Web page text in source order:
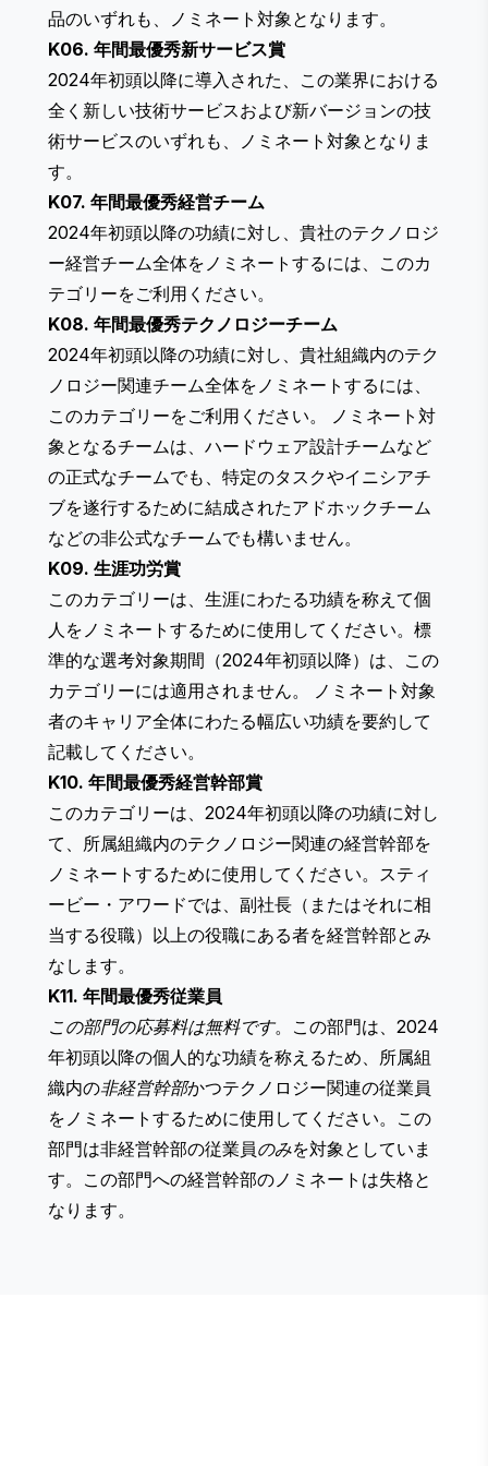
品のいずれも、ノミネート対象となります。
K06. 年間最優秀新サービス賞
2024年初頭以降に導入された、この業界における
全く新しい技術サービスおよび新バージョンの技
術サービスのいずれも、ノミネート対象となりま
す。
K07. 年間最優秀経営チーム
2024年初頭以降の功績に対し、貴社のテクノロジ
ー経営チーム全体をノミネートするには、このカ
テゴリーをご利用ください。
K08. 年間最優秀テクノロジーチーム
2024年初頭以降の功績に対し、貴社組織内のテク
ノロジー関連チーム全体をノミネートするには、
このカテゴリーをご利用ください。 ノミネート対
象となるチームは、ハードウェア設計チームなど
の正式なチームでも、特定のタスクやイニシアチ
ブを遂行するために結成されたアドホックチーム
などの非公式なチームでも構いません。
K09. 生涯功労賞
このカテゴリーは、生涯にわたる功績を称えて個
人をノミネートするために使用してください。標
準的な選考対象期間（2024年初頭以降）は、この
カテゴリーには適用されません。 ノミネート対象
者のキャリア全体にわたる幅広い功績を要約して
記載してください。
K10. 年間最優秀経営幹部賞
このカテゴリーは、2024年初頭以降の功績に対し
て、所属組織内のテクノロジー関連の経営幹部を
ノミネートするために使用してください。スティ
ービー・アワードでは、副社長（またはそれに相
当する役職）以上の役職にある者を経営幹部とみ
なします。
K11. 年間最優秀従業員
この部門の応募料は無料です。この部門は、2024
年初頭以降の個人的な功績を称えるため、所属組
織内の非経営幹部かつテクノロジー関連の従業員
をノミネートするために使用してください。この
部門は非経営幹部の従業員のみを対象としていま
す。この部門への経営幹部のノミネートは失格と
なります。